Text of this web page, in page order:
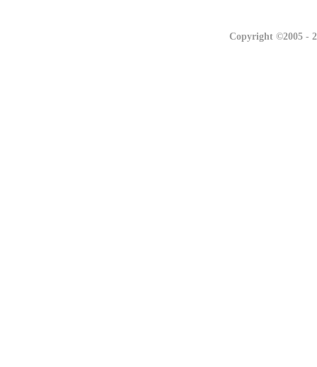
Copyright ©2005 -